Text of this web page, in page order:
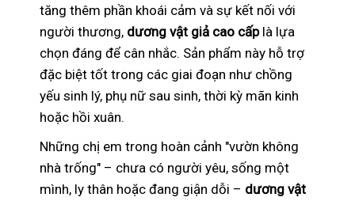
tăng thêm phần khoái cảm và sự kết nối với
người thương, dương vật giả cao cấplà lựa
chọn đáng để cân nhắc. Sản phẩm này hỗ trợ
đặc biệt tốt trong các giai đoạn như chồng
yếu sinh lý, phụ nữ sau sinh, thời kỳ mãn kinh
hoặc hồi xuân.
Những chị em trong hoàn cảnh "vườn không
nhà trống" – chưa có người yêu, sống một
mình, ly thân hoặc đang giận dỗi – dương vật